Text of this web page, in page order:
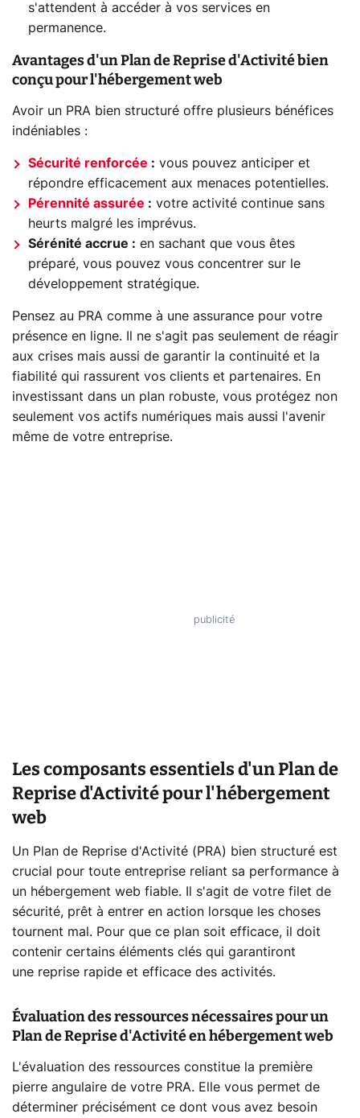
s'attendent à accéder à vos services en
permanence.
Avantages d'un Plan de Reprise d'Activité bien
conçu pour l'hébergement web
Avoir un PRA bien structuré offre plusieurs bénéfices
indéniables :
Sécurité renforcée : vous pouvez anticiper et
répondre efficacement aux menaces potentielles.
Pérennité assurée : votre activité continue sans
heurts malgré les imprévus.
Sérénité accrue : en sachant que vous êtes
préparé, vous pouvez vous concentrer sur le
développement stratégique.
Pensez au PRA comme à une assurance pour votre
présence en ligne. Il ne s'agit pas seulement de réagir
aux crises mais aussi de garantir la continuité et la
fiabilité qui rassurent vos clients et partenaires. En
investissant dans un plan robuste, vous protégez non
seulement vos actifs numériques mais aussi l'avenir
même de votre entreprise.
Les composants essentiels d'un Plan de
Reprise d'Activité pour l'hébergement
web
Un Plan de Reprise d'Activité (PRA) bien structuré est
crucial pour toute entreprise reliant sa performance à
un hébergement web fiable. Il s'agit de votre filet de
sécurité, prêt à entrer en action lorsque les choses
tournent mal. Pour que ce plan soit efficace, il doit
contenir certains éléments clés qui garantiront
une reprise rapide et efficace des activités.
Évaluation des ressources nécessaires pour un
Plan de Reprise d'Activité en hébergement web
L'évaluation des ressources constitue la première
pierre angulaire de votre PRA. Elle vous permet de
déterminer précisément ce dont vous avez besoin